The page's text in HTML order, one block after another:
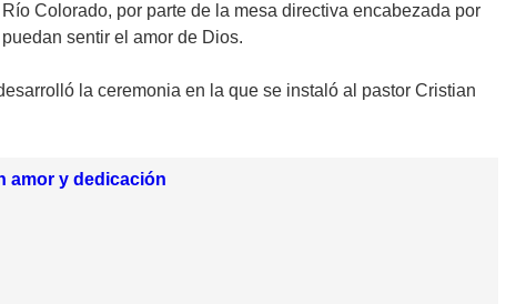
Colorado, por parte de la mesa directiva encabezada por
sentir el amor de Dios.
la ceremonia en la que se instaló al pastor Cristian
amor y dedicación